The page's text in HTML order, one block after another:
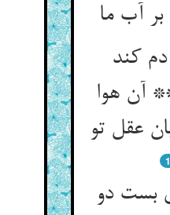
بر آب ما
کند
آن هوا
عقل تو
بست دو